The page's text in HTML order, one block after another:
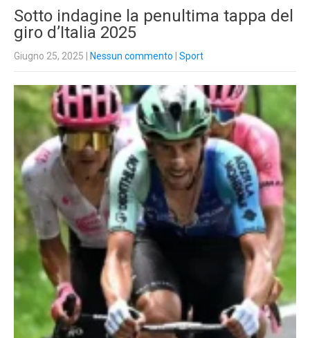
Sotto indagine la penultima tappa del
giro d’Italia 2025
Giugno 25, 2025 Nessun commento Sport